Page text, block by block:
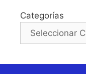
Categorías